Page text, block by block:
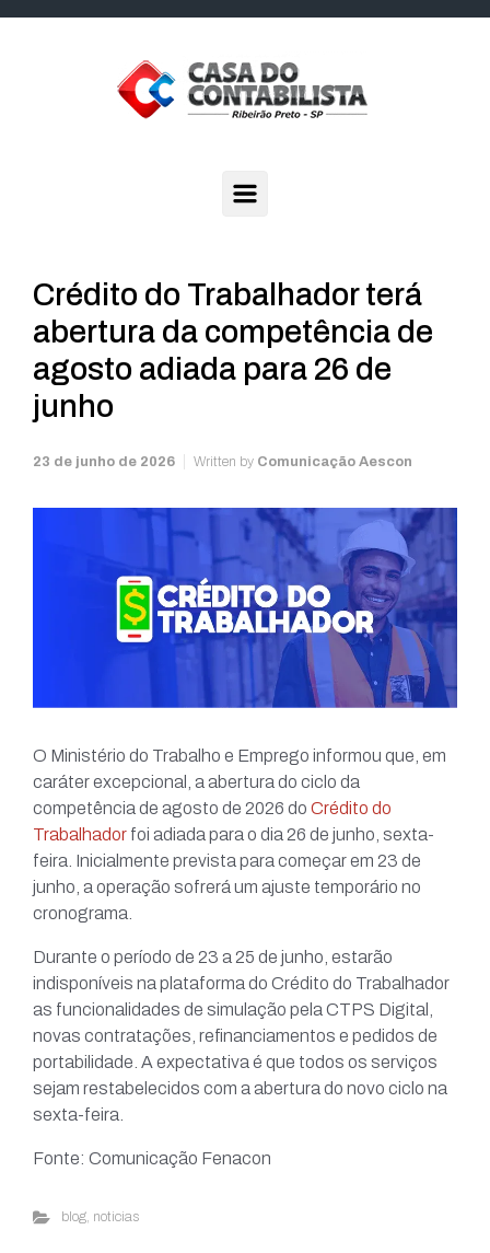
Crédito do Trabalhador terá
abertura da competência de
agosto adiada para 26 de
junho
23 de junho de 2026 Written by Comunicação Aescon
O Ministério do Trabalho e Emprego informou que, em
caráter excepcional, a abertura do ciclo da
competência de agosto de 2026 do Crédito do
Trabalhador foi adiada para o dia 26 de junho, sexta-
feira. Inicialmente prevista para começar em 23 de
junho, a operação sofrerá um ajuste temporário no
cronograma.
Durante o período de 23 a 25 de junho, estarão
indisponíveis na plataforma do Crédito do Trabalhador
as funcionalidades de simulação pela CTPS Digital,
novas contratações, refinanciamentos e pedidos de
portabilidade. A expectativa é que todos os serviços
sejam restabelecidos com a abertura do novo ciclo na
sexta-feira.
Fonte: Comunicação Fenacon
blog, noticias